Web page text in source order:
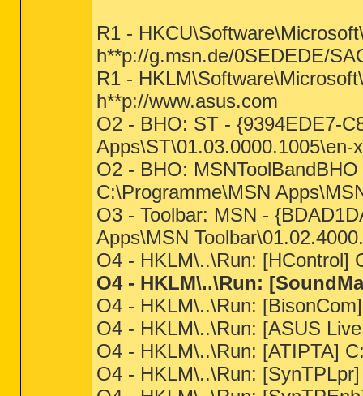
R1 -
h**p://g.msn.de/0SEDEDE/
R1 -
h**p://www.asus.com
O2 - BHO: ST - {9394EDE7-
Apps\ST\01.03.0000.1005\en-
O2 - BHO:
C:\Programme\MSN
O3 - Toolbar: MSN -
Apps\MSN
O4 - HKLM\..\Run: [HControl]
O4 - HKLM\..\Run:
O4 - HKLM\..\Run:
O4 - HKLM\..\Run: [ASUS
O4 - HKLM\..\Run: [ATIPTA]
O4 - HKLM\..\Run: